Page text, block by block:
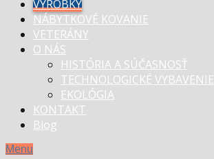
VÝROBKY
NÁBYTKOVÉ KOVANIE
VETERÁNY
O NÁS
HISTÓRIA A SÚČASNOSŤ
TECHNOLOGICKÉ VYBAVENIE
EKOLÓGIA
KONTAKT
Blog
Menu